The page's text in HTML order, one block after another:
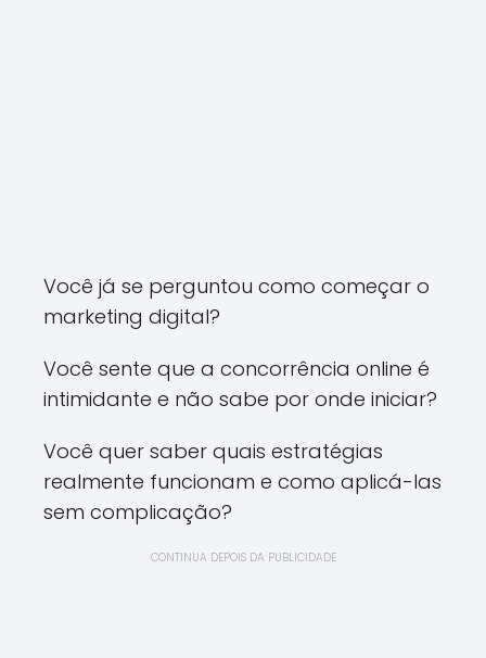
Você já se perguntou como começar o
marketing digital?
Você sente que a concorrência online é
intimidante e não sabe por onde iniciar?
Você quer saber quais estratégias
realmente funcionam e como aplicá-las
sem complicação?
CONTINUA DEPOIS DA PUBLICIDADE